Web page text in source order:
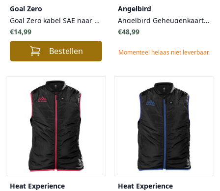
Goal Zero
Goal Zero kabel SAE naar accuklemmen alligatorklemmen - betrouwbare stroomvoorziening naar 12V batterij
€14,99
Bestellen
Angelbird
Angelbird Geheugenkaart AV PRO SD MK2 V60 SDXC + UHS-II 64GB - Hoge Prestaties & Betrouwbaarheid
€48,99
Momenteel helaas niet leverbaar.
Heat Experience
Heat Experience